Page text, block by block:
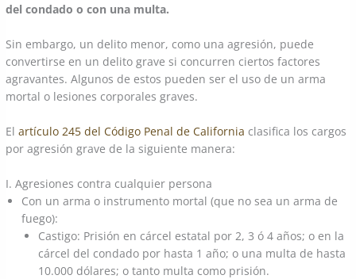
del condado o con una multa.
Sin embargo, un delito menor, como una agresión, puede
convertirse en un delito grave si concurren ciertos factores
agravantes. Algunos de estos pueden ser el uso de un arma
mortal o lesiones corporales graves.
Elartículo 245 del Código Penal de California clasifica los cargos
por agresión grave de la siguiente manera:
I. Agresiones contra cualquier persona
Con un arma o instrumento mortal (que no sea un arma de
fuego):
Castigo: Prisión en cárcel estatal por 2, 3 ó 4 años; o en la
cárcel del condado por hasta 1 año; o una multa de hasta
10.000 dólares; o tanto multa como prisión.